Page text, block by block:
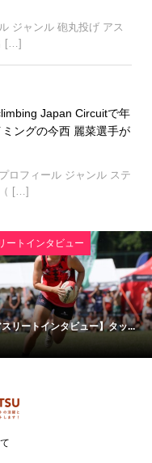
ジャンル 砲丸投げ アス
[…]
Japan Circuitで年
ングの今西 麗菜選手が
ロフィール ジャンル ステ
（ […]
ートインタビュー
リートインタビュー】タッ...